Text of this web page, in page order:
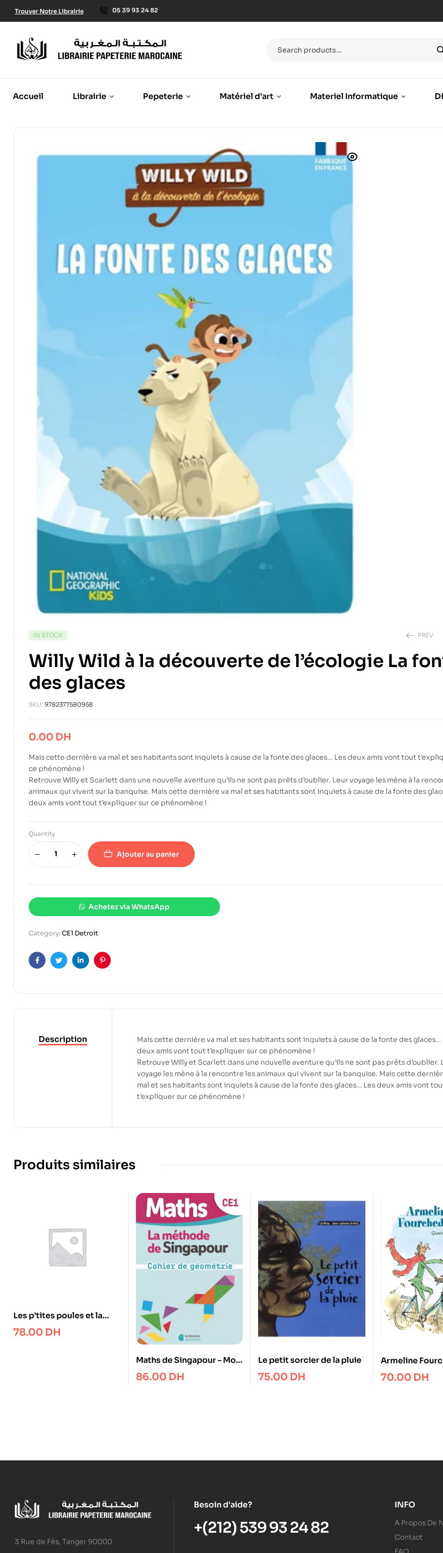
Trouver Notre Librairie 05 39 93 24 82
Accueil Librairie Pepeterie Matériel d’art Materiel Informatique
IN STOCK PREV
Willy Wild à la découverte de l’écologie La
des glaces
SKU: 9782377580958
0.00 DH
Mais cette dernière va mal et ses habitants sont inquiets à cause de la fonte des glaces… Les deux amis vont tout
ce phénomène !
Retrouve Willy et Scarlett dans une nouvelle aventure qu’ils ne sont pas prêts d’oublier. Leur voyage les mène à la
animaux qui vivent sur la banquise. Mais cette dernière va mal et ses habitants sont inquiets à cause de la fonte des
deux amis vont tout t’expliquer sur ce phénomène !
Quantity
Ajouter au panier
Achetez via WhatsApp
Category:CE1 Detroit
FacebookTwitterLinkedinPinterest
Description
Mais cette dernière va mal et ses habitants sont inquiets à cause de la fonte des glaces…
deux amis vont tout t’expliquer sur ce phénomène !
Retrouve Willy et Scarlett dans une nouvelle aventure qu’ils ne sont pas prêts d’oublier.
voyage les mène à la rencontre les animaux qui vivent sur la banquise. Mais cette
mal et ses habitants sont inquiets à cause de la fonte des glaces… Les deux amis vont
t’expliquer sur ce phénomène !
Produits similaires
Les p’tites poules et la
rivière qui cocotte
78.00 DH
Maths de Singapour – Mon
cahier de géométrie CE1
86.00 DH
Le petit sorcier de la pluie
75.00 DH
Armeline
70.00 DH
3 Rue de Fès, Tanger 90000
Besoin d'aide?
+(212) 539 93 24 82
INFO
A Propos De
Contact